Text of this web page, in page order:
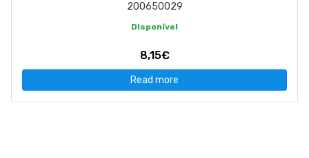
200650029
Disponível
8,15€
Read more